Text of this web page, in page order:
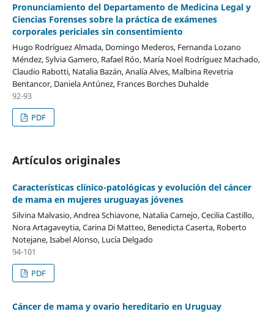
Pronunciamiento del Departamento de Medicina Legal y
Ciencias Forenses sobre la práctica de exámenes
corporales periciales sin consentimiento
Hugo Rodríguez Almada, Domingo Mederos, Fernanda Lozano
Méndez, Sylvia Gamero, Rafael Róo, María Noel Rodríguez Machado,
Claudio Rabotti, Natalia Bazán, Analía Alves, Malbina Revetria
Bentancor, Daniela Antúnez, Frances Borches Duhalde
92-93
PDF
Artículos originales
Características clínico-patológicas y evolución del cáncer
de mama en mujeres uruguayas jóvenes
Silvina Malvasio, Andrea Schiavone, Natalia Camejo, Cecilia Castillo,
Nora Artagaveytia, Carina Di Matteo, Benedicta Caserta, Roberto
Notejane, Isabel Alonso, Lucía Delgado
94-101
PDF
Cáncer de mama y ovario hereditario en Uruguay